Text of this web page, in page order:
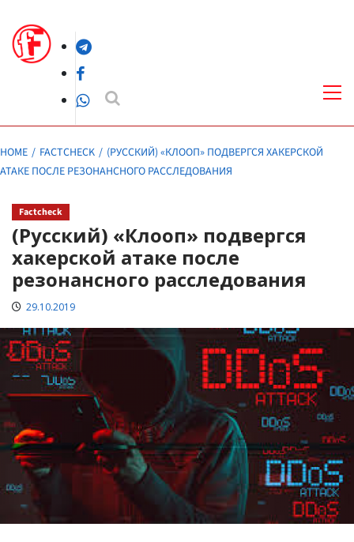
content
Telegram
Facebook
WhatsApp
HOME FACTCHECK
(РУССКИЙ) «КЛООП» ПОДВЕРГСЯ ХАКЕРСКОЙ
АТАКЕ ПОСЛЕ РЕЗОНАНСНОГО РАССЛЕДОВАНИЯ
Factcheck
(Русский) «Клооп» подвергся
хакерской атаке после
резонансного расследования
29.10.2019